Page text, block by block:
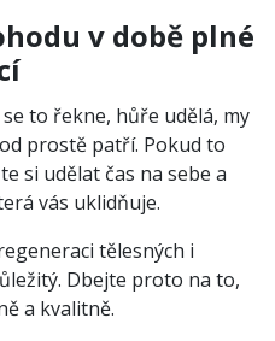
v době plné
to řekne, hůře udělá, my
prostě patří. Pokud to
si udělat čas na sebe a
vás uklidňuje.
tělesných i
Dbejte proto na to,
a kvalitně.